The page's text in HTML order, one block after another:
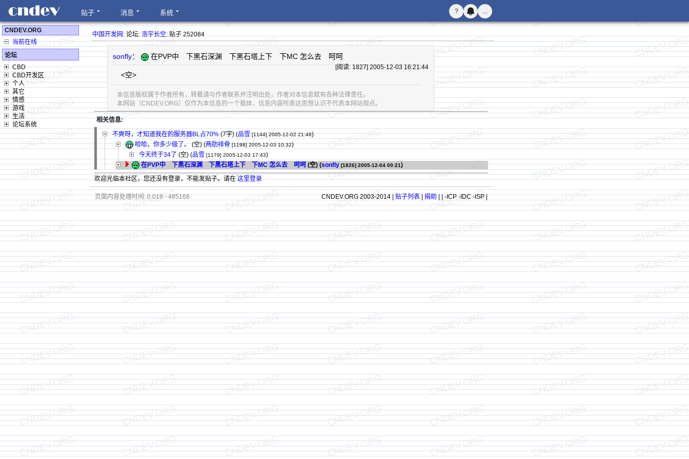
贴子 消息 系统 ? ...
CNDEV.ORG
当前在线
论坛
CBD
CBD开发区
个人
其它
情感
游戏
生活
论坛系统
中国开发网: 论坛:浩宇长空: 贴子 252084
sonfly： 在PVP中 下黑石深渊 下黑石塔上下 下MC 怎么去 呵呵
[阅读: 1827] 2005-12-03 16:21:44
<空>
本信息版权属于作者所有，转载请与作者联系并注明出处，作者对本信息赋有各种法律责任。
本网站（CNDEV.ORG）仅作为本信息的一个载体，信息内容所表达思想认识不代表本网站观点。
相关信息:
不爽呀，才知道我在的服务器BL占70% (7字)(品雪 [1144] 2005-12-02 21:48)
哈哈，你多少级了。(空) (两肋排骨 [1198] 2005-12-03 10:32)
今天终于34了 (空) (品雪 [1179] 2005-12-03 17:43)
在PVP中 下黑石深渊 下黑石塔上下 下MC 怎么去 呵呵 (空) (sonfly [1826] 2005-12-04 00:21)
欢迎光临本社区，您还没有登录，不能发贴子。请在这里登录
页面内容处理时间: 0.018 - 465168 CNDEV.ORG 2003-2014 |贴子列表|捐助|| -ICP -IDC -ISP |